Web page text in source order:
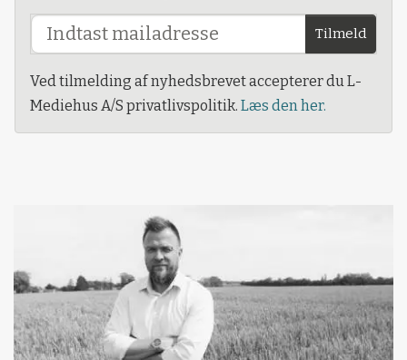
Tilmeld
Ved tilmelding af nyhedsbrevet accepterer du L-
Mediehus A/S privatlivspolitik. Læs den her.